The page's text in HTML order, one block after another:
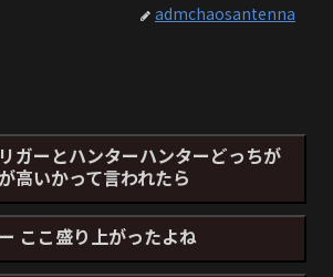
admchaosantenna
ガーとハンターハンターどっちが
高いかって言われたら
ここ盛り上がったよね